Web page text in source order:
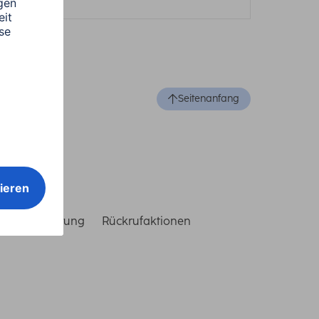
Seitenanfang
Rückrufaktionen